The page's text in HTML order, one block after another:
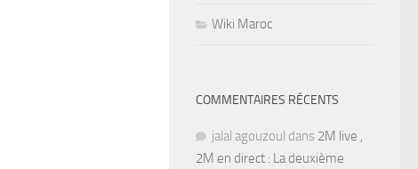
Wiki Maroc
COMMENTAIRES RÉCENTS
jalal agouzoul dans 2M live ,
2M en direct : La deuxième